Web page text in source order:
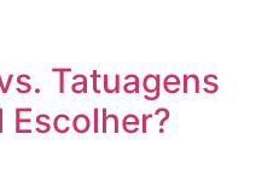
Tatuagens
Escolher?